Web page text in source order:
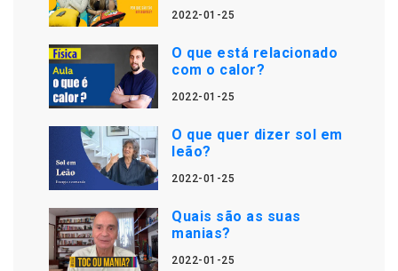
2022-01-25
O que está relacionado
com o calor?
2022-01-25
O que quer dizer sol em
leão?
2022-01-25
Quais são as suas
manias?
2022-01-25